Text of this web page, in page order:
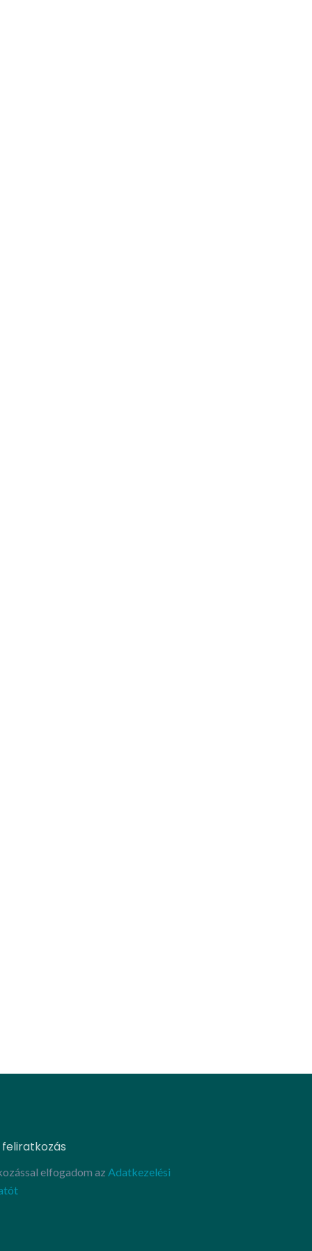
elfogadom az Adatkezelési